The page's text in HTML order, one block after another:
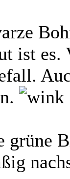
ist es.